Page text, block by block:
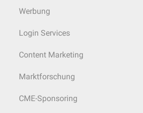
Werbung
Login Services
Content Marketing
Marktforschung
CME-Sponsoring